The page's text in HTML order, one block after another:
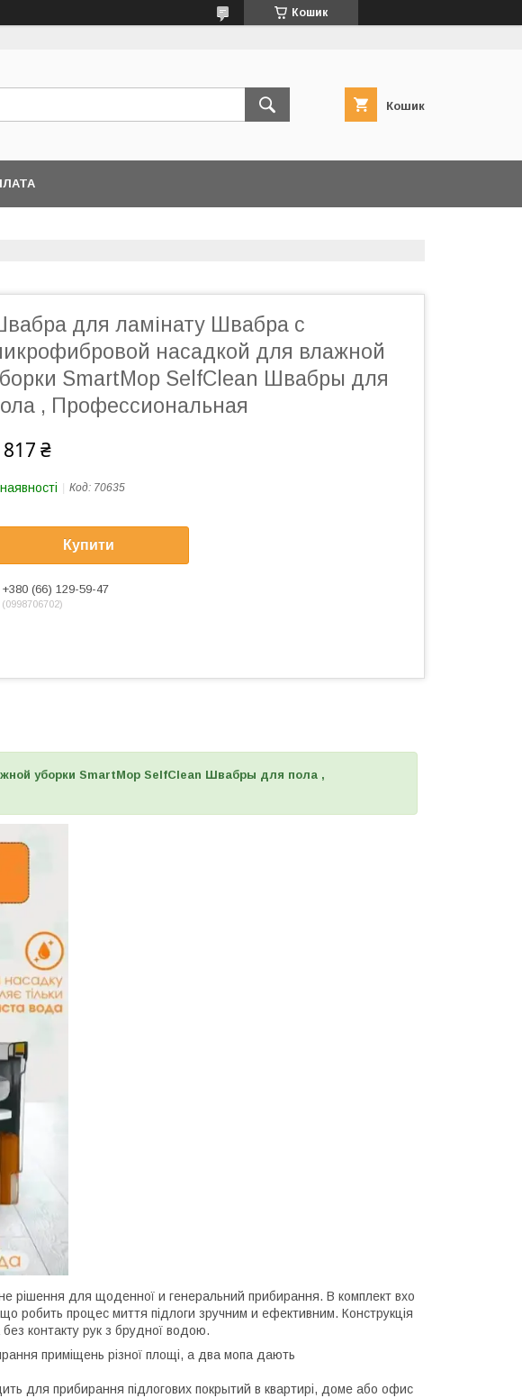
Кошик
Кошик
для ламінату Швабра с
насадкой для влажной
SmartMop SelfClean Швабры для
, Профессиональная
817 ₴
Код: 70635
Купити
+380 (66) 129-59-47
0998706702
уборки SmartMop SelfClean Швабры для пола ,
рішення для щоденної и генеральний прибирання. В комплект вхо
робить процес миття підлоги зручним и ефективним. Конструкція
контакту рук з брудної водою.
приміщень різної площі, а два мопа дають
для прибирання підлогових покрытий в квартирі, доме або офис